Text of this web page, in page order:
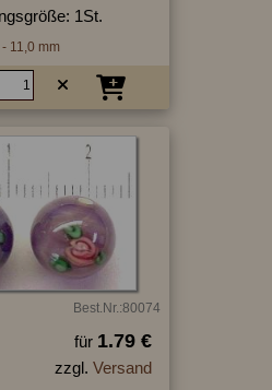
1St.
11,0 mm
Best.Nr.:80074
für 1.79 €
zzgl. Versand